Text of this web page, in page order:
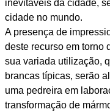
inevitáveis da cidade,
cidade no mundo.
A presença de
deste recurso em torno
sua variada utilização,
brancas típicas, serão
uma pedreira em
transformação de